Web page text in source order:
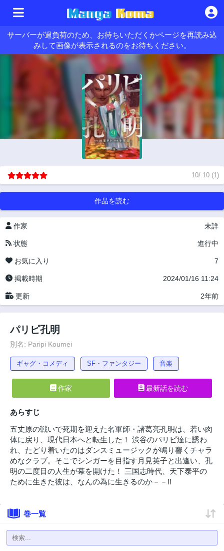
サーバーが過負荷のため、お待ちいただくかページを再読み込
みして画像が表示されるのをお待ちください。
10/ 10 (1)
作品を読む
作家 未詳
状態 進行中
お気に入り 7
掲載時期 2024/01/16 11:24
更新 2年前
パリピ孔明
別名: Paripi Koumei
ギャグ・コメディ SF・ファンタジー 音楽
作家 最新話を読む
あらすじ
五丈原の戦いで死期を迎えた名軍師・諸葛亮孔明は、若い肉
体に戻り、現代日本へと転生した！ 渋谷のパリピ達に誘わ
れ、たどり着いたのはダンスミュージックが鳴り響くチャラ
めなクラブ。そこでシンガーを目指す月見英子と出逢い、孔
明の二度目の人生が幕を開けた！ 三国志時代、天下泰平の
ために生きた彼は、なんの為に生きるのか－－!!
巻一覧